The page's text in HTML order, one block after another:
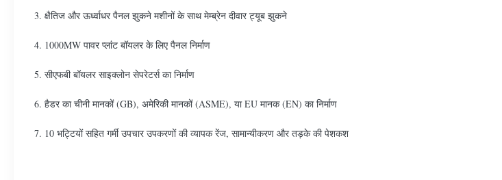
3. क्षैतिज और ऊर्ध्वाधर पैनल झुकने मशीनों के साथ मेम्ब्रेन दीवार ट्यूब झुकने
4. 1000MW पावर प्लांट बॉयलर के लिए पैनल निर्माण
5. सीएफबी बॉयलर साइक्लोन सेपरेटर्स का निर्माण
6. हैडर का चीनी मानकों (GB), अमेरिकी मानकों (ASME), या EU मानक (EN) का निर्माण
7. 10 भट्टियों सहित गर्मी उपचार उपकरणों की व्यापक रेंज, सामान्यीकरण और तड़के की पेशकश